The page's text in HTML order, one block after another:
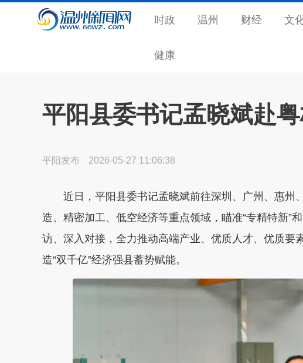
时政 温州 财经 文
健康
平阳县委书记孟晓斌赴
平阳发布 2026-05-27 11:06:38
近日，平阳县委书记孟晓斌前往深圳、广州、惠州
造、精密加工、低空经济等重点领域，瞄准“专精特新”
访、深入对接，全力推动高端产业、优质人才、优质要
造“双千亿”经济强县蓄势赋能。